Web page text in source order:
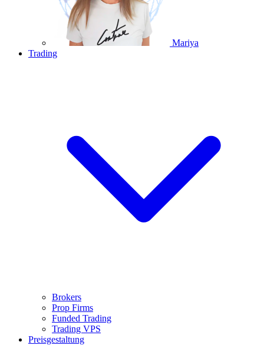
Mariya
Trading
Brokers
Prop Firms
Funded Trading
Trading VPS
Preisgestaltung